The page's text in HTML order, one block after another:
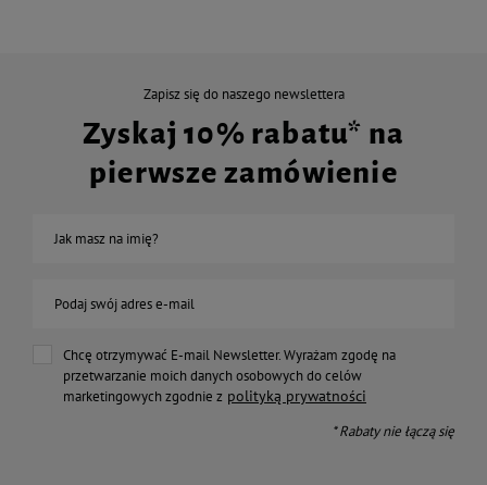
Zapisz się do naszego newslettera
Zyskaj 10% rabatu* na
pierwsze zamówienie
Jak masz na imię?
Podaj swój adres e-mail
Chcę otrzymywać E-mail Newsletter. Wyrażam zgodę na
przetwarzanie moich danych osobowych do celów
marketingowych zgodnie z polityką prywatności
* Rabaty nie łączą się